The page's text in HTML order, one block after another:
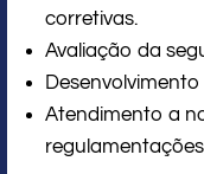
corretivas.
Avaliação da
Atendimento a